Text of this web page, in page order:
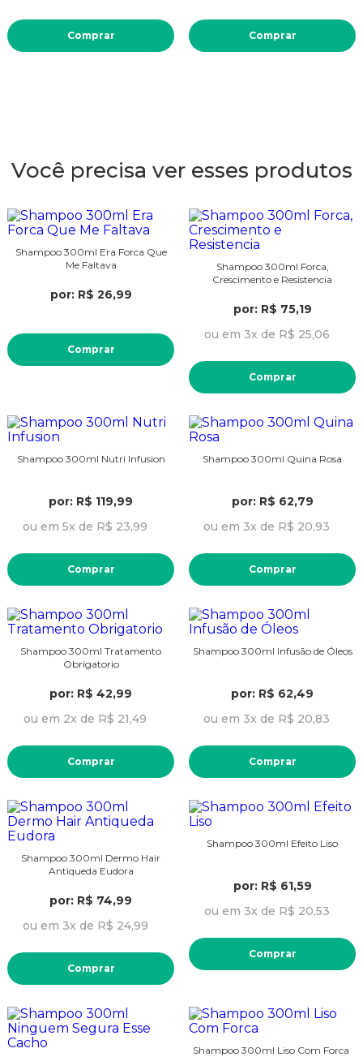
Comprar Comprar
Você precisa ver esses produtos
Shampoo 300ml Era Forca Que
Me Faltava
por: R$ 26,99
Comprar
Shampoo 300ml Forca,
Crescimento e Resistencia
por: R$ 75,19
ou em 3x de R$ 25,06
Comprar
Shampoo 300ml Nutri Infusion
por: R$ 119,99
ou em 5x de R$ 23,99
Comprar
Shampoo 300ml Quina Rosa
por: R$ 62,79
ou em 3x de R$ 20,93
Comprar
Shampoo 300ml Tratamento
Obrigatorio
por: R$ 42,99
ou em 2x de R$ 21,49
Comprar
Shampoo 300ml Infusão de Óleos
por: R$ 62,49
ou em 3x de R$ 20,83
Comprar
Shampoo 300ml Dermo Hair
Antiqueda Eudora
por: R$ 74,99
ou em 3x de R$ 24,99
Comprar
Shampoo 300ml Efeito Liso
por: R$ 61,59
ou em 3x de R$ 20,53
Comprar
Shampoo 300ml Liso Com Forca